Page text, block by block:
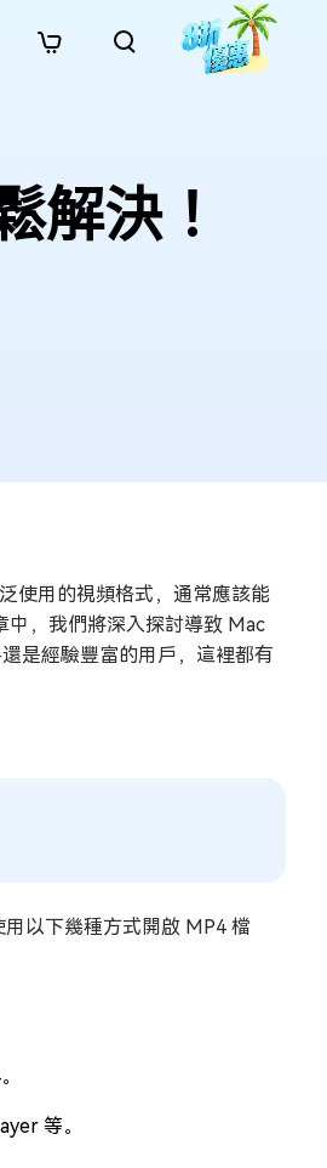
· 資源回收桶救援
· Office 檔案救援
影像提示詞
實風格提示詞
· 優化 Mac 速度
· 釋放磁碟空間
解決！
使用的視頻格式，通常應該能
中，我們將深入探討導致 Mac
是經驗豐富的用戶，這裡都有
以下幾種方式開啟 MP4 檔
等。